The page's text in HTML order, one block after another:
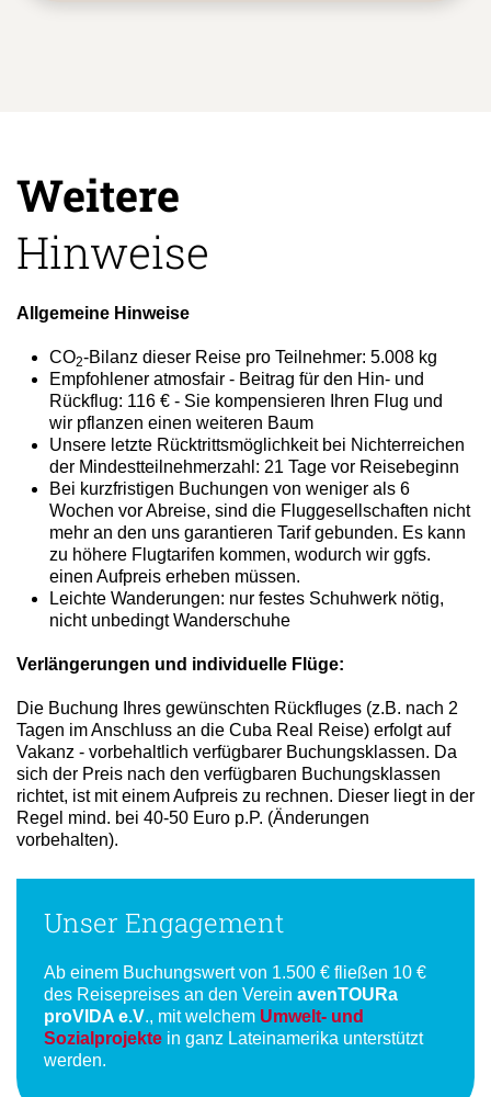
Weitere
Hinweise
CO2-Bilanz dieser Reise pro Teilnehmer: 5.008 kg
Empfohlener atmosfair - Beitrag für den Hin- und
Rückflug: 116 € - Sie kompensieren Ihren Flug und
wir pflanzen einen weiteren Baum
Unsere letzte Rücktrittsmöglichkeit bei Nichterreichen
der Mindestteilnehmerzahl: 21 Tage vor Reisebeginn
Bei kurzfristigen Buchungen von weniger als 6
Wochen vor Abreise, sind die Fluggesellschaften nicht
mehr an den uns garantieren Tarif gebunden. Es kann
zu höhere Flugtarifen kommen, wodurch wir ggfs.
einen Aufpreis erheben müssen.
Leichte Wanderungen: nur festes Schuhwerk nötig,
Die Buchung Ihres gewünschten Rückfluges (z.B. nach 2
Tagen im Anschluss an die Cuba Real Reise) erfolgt auf
Vakanz - vorbehaltlich verfügbarer Buchungsklassen. Da
sich der Preis nach den verfügbaren Buchungsklassen
richtet, ist mit einem Aufpreis zu rechnen. Dieser liegt in der
Regel mind. bei 40-50 Euro p.P. (Änderungen
Unser Engagement
Ab einem Buchungswert von 1.500 € fließen 10 €
des Reisepreises an den VereinavenTOURa
proVIDA e.V., mit welchemUmwelt- und
Sozialprojekte